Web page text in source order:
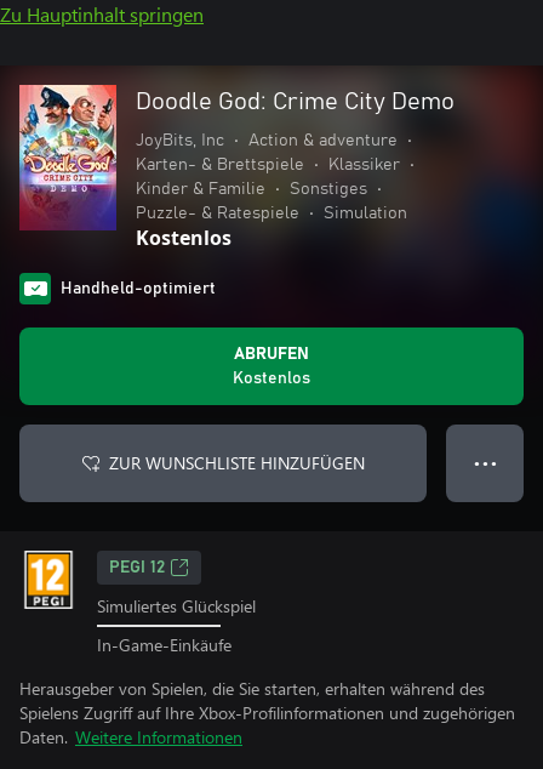
Zu Hauptinhalt springen
Doodle God: Crime City Demo
JoyBits, Inc • Action & adventure
•
Karten- & Brettspiele
• Klassiker
•
Kinder & Familie
• Sonstiges
•
Puzzle- & Ratespiele
• Simulation
Kostenlos
Handheld-optimiert
ABRUFEN
Kostenlos
ZUR WUNSCHLISTE HINZUFÜGEN ● ● ●
PEGI 12
Simuliertes Glückspiel
In-Game-Einkäufe
Herausgeber von Spielen, die Sie starten, erhalten während des
Spielens Zugriff auf Ihre Xbox-Profilinformationen und zugehörigen
Daten. Weitere Informationen